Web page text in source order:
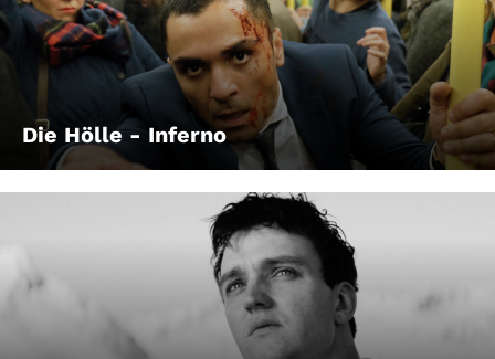
Die Hölle - Inferno